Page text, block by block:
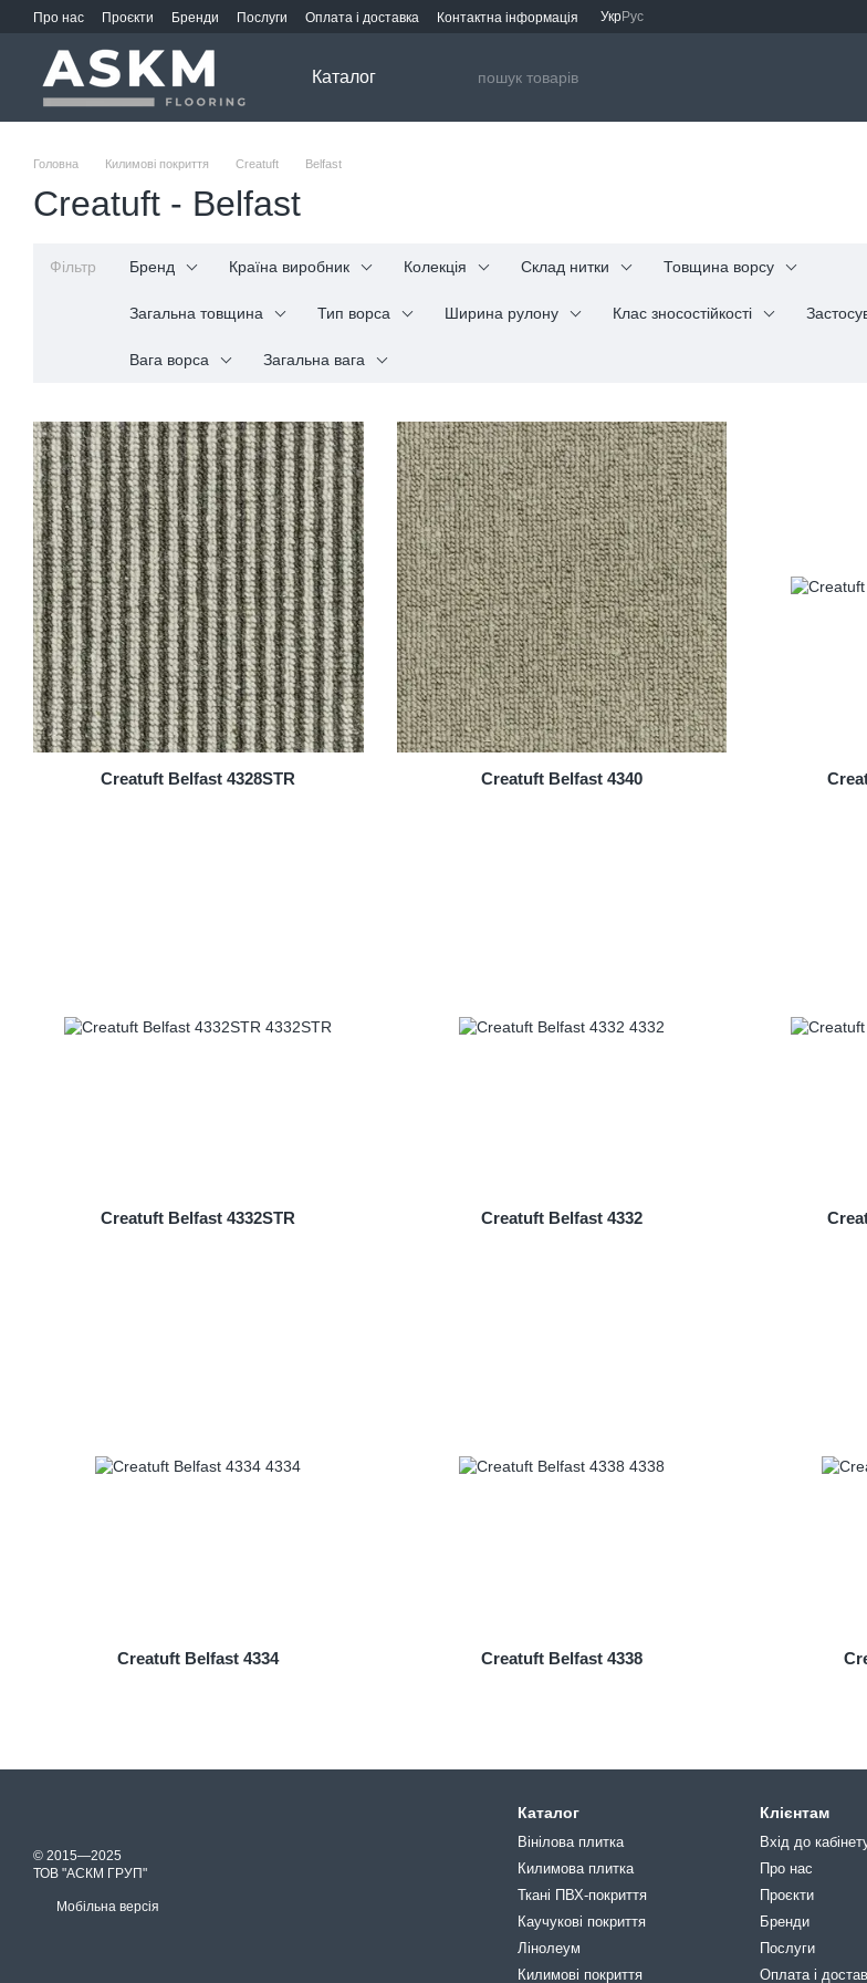
Перейти до основного контенту
Про нас Проєкти Бренди Послуги Оплата і доставка Контактна інформація УкрРус
Каталог
Головна Килимові покриття Creatuft Belfast
Creatuft - Belfast
Фільтр Бренд Країна виробник Колекція Склад нитки Товщина ворсу
Загальна товщина Тип ворса Ширина рулону Клас зносостійкості
Вага ворса Загальна вага
Creatuft Belfast 4328STR Creatuft Belfast 4340
Creatuft Belfast 4332STR Creatuft Belfast 4332
Creatuft Belfast 4334 Creatuft Belfast 4338
© 2015—2025
ТОВ "АСКМ ГРУП"
Мобільна версія
Каталог
Вінілова плитка
Килимова плитка
Ткані ПВХ-покриття
Каучукові покриття
Лінолеум
Килимові покриття
Клієнтам
Вхід до
Про нас
Проєкти
Бренди
Послуги
Оплата і